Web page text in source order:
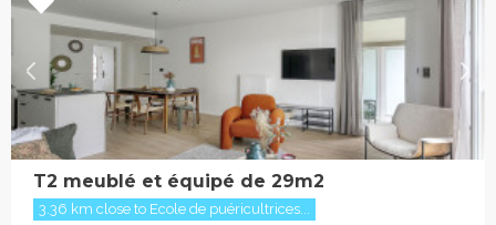
T2 meublé et équipé de 29m2
3.36 km close to Ecole de puéricultrices...